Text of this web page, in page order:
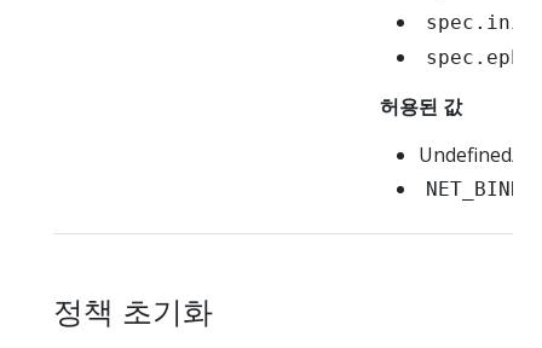
허용된 값
Undefined/nil
정책 초기화